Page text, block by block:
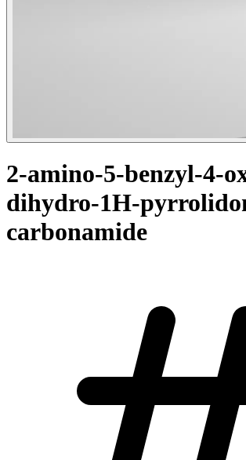
2-amino-5-benzyl-4-
dihydro-1H-
carbonamide